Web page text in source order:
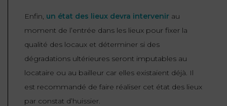
Enfin, un état des lieux devra intervenir au
moment de l’entrée dans les lieux pour fixer la
qualité des locaux et déterminer si des
dégradations ultérieures seront imputables au
locataire ou au bailleur car elles existaient déjà. Il
est recommandé de faire réaliser cet état des lieux
par constat d’huissier.